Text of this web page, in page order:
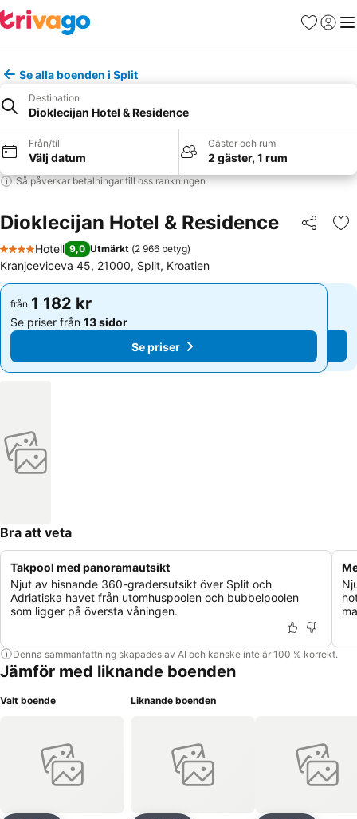
Favoriter
Logga
Se alla boenden i Split
Destination
Dioklecijan Hotel & Residence
Från/till
Välj datum
Gäster och rum
2 gäster, 1 rum
Så påverkar betalningar till oss rankningen
Dioklecijan Hotel & Residence Dela
4 Stjärnor
Hotell 9,0 Utmärkt (2 966 betyg)
Kranjceviceva 45, 21000, Split, Kroatien
från 1 182 kr
Se priser från 13 sidor
Se priser
från 1 182 kr
Se priser från 13 sidor
Se priser
Bra att veta
Takpool med panoramautsikt
Njut av hisnande 360-gradersutsikt över Split och
Adriatiska havet från utomhuspoolen och bubbelpoolen
som ligger på översta våningen.
Denna sammanfattning skapades av AI och kanske inte är 100 % korrekt.
Jämför med liknande boenden
Valt boende Liknande boenden